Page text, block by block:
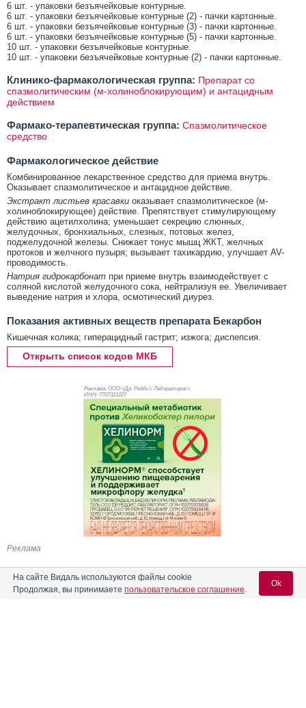
6 шт. - упаковки безъячейковые контурные.
6 шт. - упаковки безъячейковые контурные (2) - пачки картонные.
6 шт. - упаковки безъячейковые контурные (3) - пачки картонные.
6 шт. - упаковки безъячейковые контурные (5) - пачки картонные.
10 шт. - упаковки безъячейковые контурные.
10 шт. - упаковки безъячейковые контурные (2) - пачки картонные.
Клинико-фармакологическая группа: Препарат со
спазмолитическим (м-холиноблокирующим) и антацидным
действием
Фармако-терапевтическая группа: Спазмолитическое
средство
Фармакологическое действие
Комбинированное лекарственное средство для приема внутрь.
Оказывает спазмолитическое и антацидное действие.
Экстракт листьев красавки оказывает спазмолитическое (м-
холиноблокирующее) действие. Препятствует стимулирующему
действию ацетилхолина; уменьшает секрецию слюнных,
желудочных, бронхиальных, слезных, потовых желез,
поджелудочной железы. Снижает тонус мышц ЖКТ, желчных
протоков и желчного пузыря; вызывает тахикардию, улучшает AV-
проводимость.
Натрия гидрокарбонат при приеме внутрь взаимодействует с
соляной кислотой желудочного сока, нейтрализуя ее. Увеличивает
выведение натрия и хлора, осмотический диурез.
Показания активных веществ препарата Бекарбон
Кишечная колика; гиперацидный гастрит; изжога; диспепсия.
Открыть список кодов МКБ
Реклама. ООО «Др. Редди’с Лабораторис»,
ИНН: 7707321227
Реклама
На сайте Видаль используются файлы cookie
Продолжая, вы принимаете пользовательское соглашение.
Ok